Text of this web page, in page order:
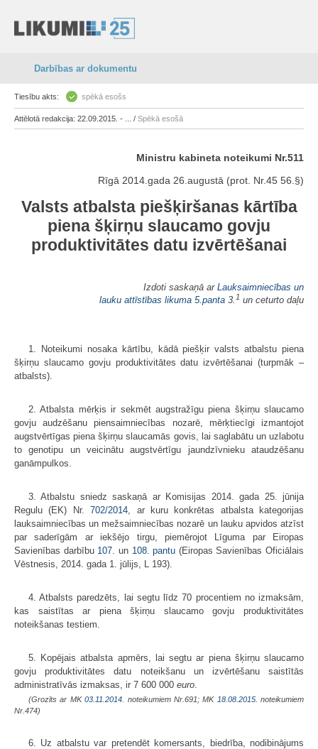
Darbības ar dokumentu
Tiesību akts: spēkā esošs
Attēlotā redakcija: 22.09.2015. - ... / Spēkā esošā
Ministru kabineta noteikumi Nr.511
Rīgā 2014.gada 26.augustā (prot. Nr.45 56.§)
Valsts atbalsta piešķiršanas kārtība
piena šķirņu slaucamo govju
produktivitātes datu izvērtēšanai
Izdoti saskaņā ar Lauksaimniecības un
lauku attīstības likuma 5.panta 3. 1 un ceturto daļu
1. Noteikumi nosaka kārtību, kādā piešķir valsts atbalstu piena
šķirņu slaucamo govju produktivitātes datu izvērtēšanai (turpmāk –
atbalsts).
2. Atbalsta mērķis ir sekmēt augstražīgu piena šķirņu slaucamo
govju audzēšanu piensaimniecības nozarē, mērķtiecīgi izmantojot
augstvērtīgas piena šķirņu slaucamās govis, lai saglabātu un uzlabotu
to genotipu un veicinātu augstvērtīgu jaundzīvnieku ataudzēšanu
ganāmpulkos.
3. Atbalstu sniedz saskaņā ar Komisijas 2014. gada 25. jūnija
Regulu (EK) Nr.702/2014 , ar kuru konkrētas atbalsta kategorijas
lauksaimniecības un mežsaimniecības nozarē un lauku apvidos atzīst
par saderīgām ar iekšējo tirgu, piemērojot Līguma par Eiropas
Savienības darbību 107. un 108. pantu (Eiropas Savienības Oficiālais
Vēstnesis, 2014. gada 1. jūlijs, L 193).
4. Atbalsts paredzēts, lai segtu līdz 70 procentiem no izmaksām,
kas saistītas ar piena šķirņu slaucamo govju produktivitātes
noteikšanas testiem.
5. Kopējais atbalsta apmērs, lai segtu ar piena šķirņu slaucamo
govju produktivitātes datu noteikšanu un izvērtēšanu saistītās
administratīvās izmaksas, ir 7 600 000 euro
(Grozīts ar MK03.11.2014. noteikumiem Nr.691; MK 18.08.2015. noteikumiem
Nr.474)
6. Uz atbalstu var pretendēt komersants, biedrība, nodibinājums